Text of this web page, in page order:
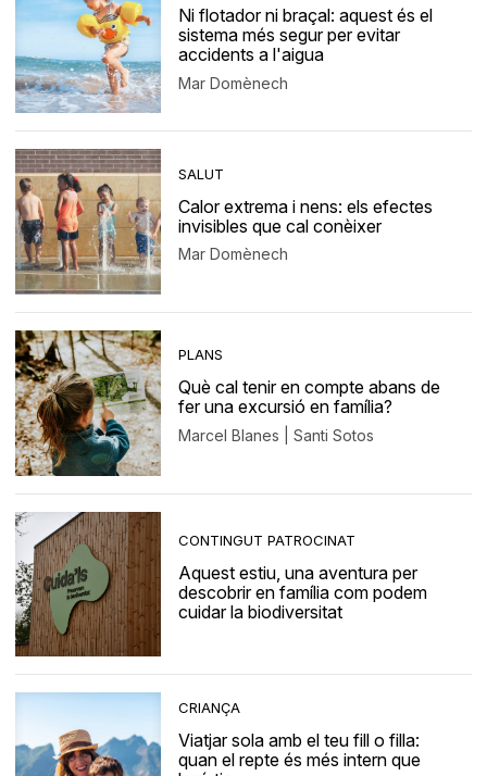
Ni flotador ni braçal: aquest és el
sistema més segur per evitar
accidents a l'aigua
Mar Domènech
SALUT
Calor extrema i nens: els efectes
invisibles que cal conèixer
Mar Domènech
PLANS
Què cal tenir en compte abans de
fer una excursió en família?
Marcel Blanes | Santi Sotos
CONTINGUT PATROCINAT
Aquest estiu, una aventura per
descobrir en família com podem
cuidar la biodiversitat
CRIANÇA
Viatjar sola amb el teu fill o filla:
quan el repte és més intern que